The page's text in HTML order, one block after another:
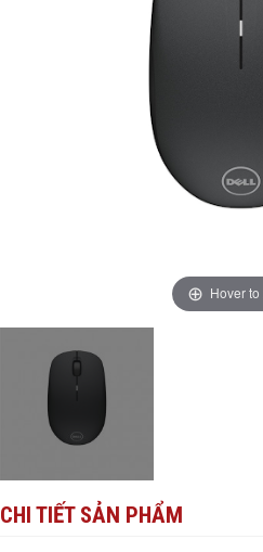
Hover to
CHI TIẾT SẢN PHẨM